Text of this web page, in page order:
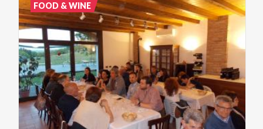
FOOD & WINE